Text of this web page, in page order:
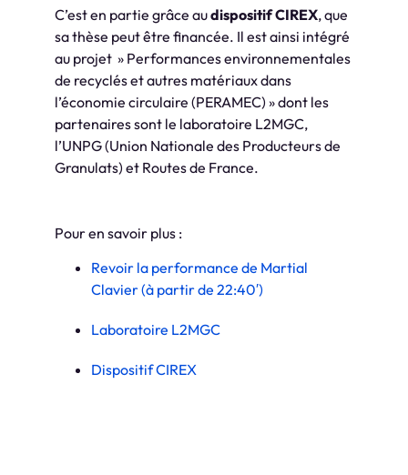
C’est en partie grâce audispositif CIREX, que
sa thèse peut être financée. Il est ainsi intégré
au projet » Performances environnementales
de recyclés et autres matériaux dans
l’économie circulaire (PERAMEC) » dont les
partenaires sont le laboratoire L2MGC,
l’UNPG (Union Nationale des Producteurs de
Granulats) et Routes de France.
Pour en savoir plus :
Revoir la performance de Martial
Clavier (à partir de 22:40′)
Laboratoire L2MGC
Dispositif CIREX